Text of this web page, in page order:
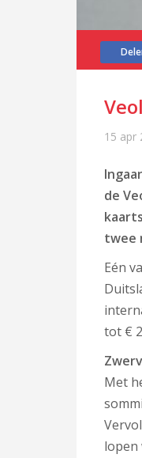
15 apr
de
twee
Eén
tot €
Met
lopen